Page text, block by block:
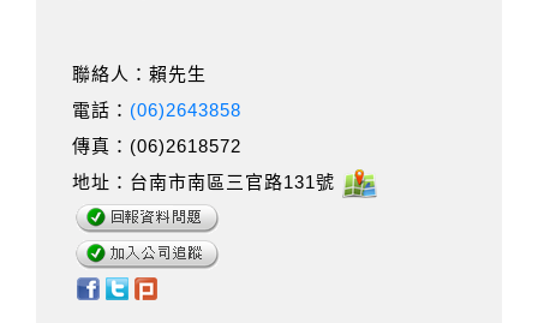
聯絡人：賴先生
電話： (06)2643858
傳真：(06)2618572
地址：台南市南區三官路131號